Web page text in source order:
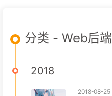
分类 - Web后端
2018
2018-08-25